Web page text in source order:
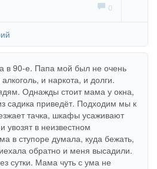
0
в 90-е. Папа мой был не очень
и наркота, и долги.
Однажды стоит мама у окна,
садика приведёт. Подходим мы к
тачка, шкафы усаживают
в неизвестном
в ступоре думала, куда бежать,
обратно и меня высадили.
сутки. Мама чуть с ума не